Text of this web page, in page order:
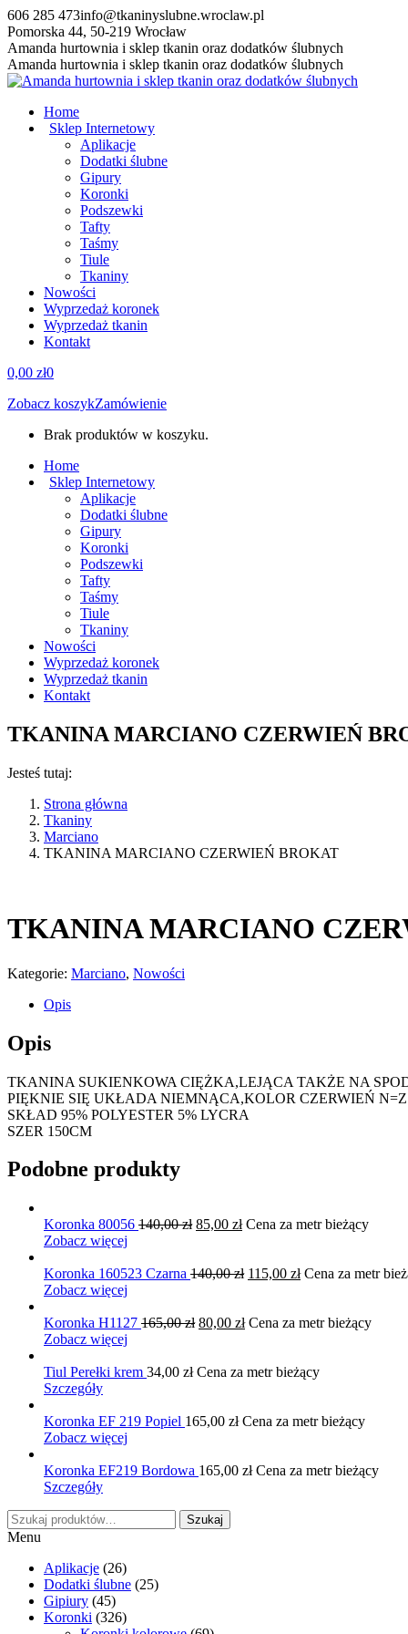
Przewiń
do
zawartości
606 285 473info@tkaninyslubne.wroclaw.pl
Pomorska 44, 50-219 Wrocław
Facebook
page
opens
new
window
Amanda hurtownia i sklep tkanin oraz dodatków ślubnych
Amanda hurtownia i sklep tkanin oraz dodatków ślubnych
Home
Sklep Internetowy
Aplikacje
Dodatki ślubne
Gipury
Koronki
Podszewki
Tafty
Taśmy
Tiule
Tkaniny
Nowości
Wyprzedaż koronek
Wyprzedaż tkanin
Kontakt
0,00 zł0
Zobacz koszykZamówienie
Brak produktów w koszyku.
Home
Sklep Internetowy
Aplikacje
Dodatki ślubne
Gipury
Koronki
Podszewki
Tafty
Taśmy
Tiule
Tkaniny
Nowości
Wyprzedaż koronek
Wyprzedaż tkanin
Kontakt
TKANINA MARCIANO CZERWIEŃ
Jesteś tutaj:
Strona główna
Tkaniny
Marciano
TKANINA MARCIANO CZERWIEŃ BROKAT
TKANINA MARCIANO
Kategorie: Marciano, Nowości
Opis
Opis
TKANINA SUKIENKOWA CIĘŻKA,LEJĄCA TAKŻE NA
PIĘKNIE SIĘ UKŁADA NIEMNĄCA,KOLOR CZERWIEŃ
SKŁAD 95% POLYESTER 5% LYCRA
SZER 150CM
Podobne produkty
Koronka 80056 140,00zł Pierwotna
140,00 zł.
85,00 złAktualna
85,00 zł.
Cena za metr bieżący
Zobacz więcej
Koronka 160523 Czarna 140,00zł Pierwotna
140,00 zł.
115,00 złAktualna
115,00 zł.
Cena za metr
Zobacz więcej
Koronka H1127 165,00zł Pierwotna
165,00 zł.
80,00 złAktualna
80,00 zł.
Cena za metr bieżący
Zobacz więcej
Tiul Perełki krem 34,00 złCena za metr bieżący
Szczegóły
Koronka EF 219 Popiel 165,00 złCena za metr bieżący
Zobacz więcej
Koronka EF219 Bordowa 165,00 złCena za metr bieżący
Szczegóły
Szukaj:
Szukaj
Menu
Aplikacje (26)
Dodatki ślubne (25)
Gipiury (45)
Koronki (326)